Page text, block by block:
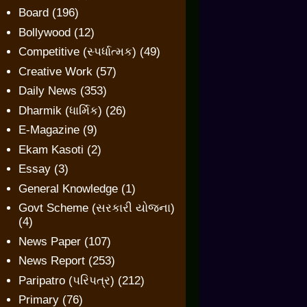
Board (196)
Bollywood (12)
Competitive (સ્પર્ધાત્મક) (49)
Creative Work (57)
Daily News (353)
Dharmik (ધાર્મિક) (26)
E-Magazine (9)
Ekam Kasoti (2)
Essay (3)
General Knowledge (1)
Govt Scheme (સરકારી યોજના)
(4)
News Paper (107)
News Report (253)
Paripatro (પરિપત્ર) (212)
Primary (76)